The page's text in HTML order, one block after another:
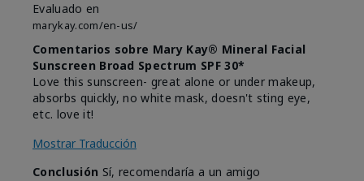
Evaluado en
marykay.com/en-us/
Comentarios sobre Mary Kay® Mineral Facial
Sunscreen Broad Spectrum SPF 30*
Love this sunscreen- great alone or under makeup,
absorbs quickly, no white mask, doesn't sting eye,
etc. love it!
Mostrar Traducción
Conclusión Sí, recomendaría a un amigo